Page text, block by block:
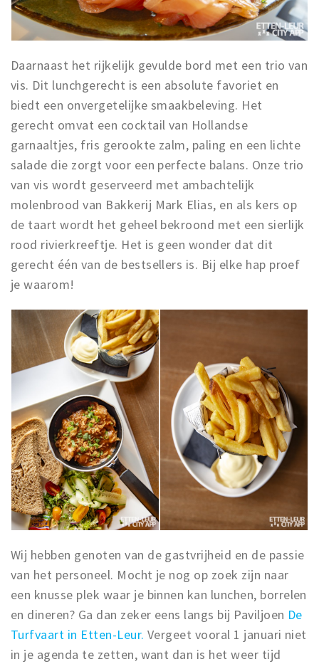
Daarnaast het rijkelijk gevulde bord met een trio van
vis. Dit lunchgerecht is een absolute favoriet en
biedt een onvergetelijke smaakbeleving. Het
gerecht omvat een cocktail van Hollandse
garnaaltjes, fris gerookte zalm, paling en een lichte
salade die zorgt voor een perfecte balans. Onze trio
van vis wordt geserveerd met ambachtelijk
molenbrood van Bakkerij Mark Elias, en als kers op
de taart wordt het geheel bekroond met een sierlijk
rood rivierkreeftje. Het is geen wonder dat dit
gerecht één van de bestsellers is. Bij elke hap proef
je waarom!
Wij hebben genoten van de gastvrijheid en de passie
van het personeel. Mocht je nog op zoek zijn naar
een knusse plek waar je binnen kan lunchen, borrelen
en dineren? Ga dan zeker eens langs bij Paviljoen De
Turfvaart in Etten-Leur. Vergeet vooral 1 januari niet
in je agenda te zetten, want dan is het weer tijd